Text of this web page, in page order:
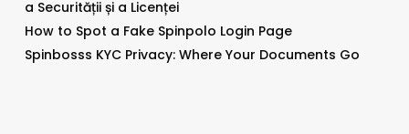
a Securității și a Licenței
How to Spot a Fake Spinpolo Login Page
Spinbosss KYC Privacy: Where Your Documents Go